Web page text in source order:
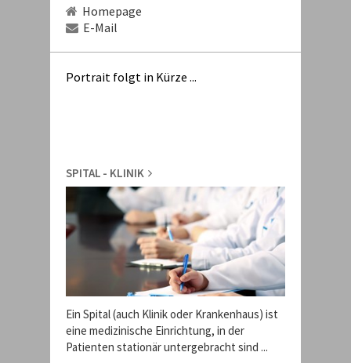
Homepage
E-Mail
Portrait folgt in Kürze ...
SPITAL - KLINIK
Ein Spital (auch Klinik oder Krankenhaus) ist
eine medizinische Einrichtung, in der
Patienten stationär untergebracht sind ...